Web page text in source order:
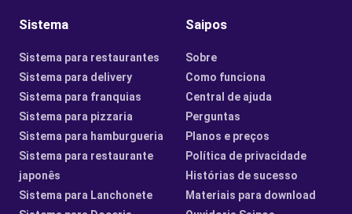
Sistema
Sistema para restaurantes
Sistema para delivery
Sistema para franquias
Sistema para pizzaria
Sistema para hamburgueria
Sistema para restaurante
japonês
Sistema para Lanchonete
Saipos
Sobre
Como funciona
Central de ajuda
Perguntas
Planos e preços
Política de privacidade
Histórias de sucesso
Materiais para download